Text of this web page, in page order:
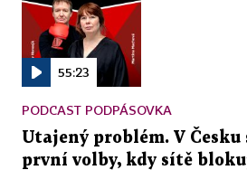
55:23
PODCAST PODPÁSOVKA
Utajený problém. V Česku
první volby, kdy sítě